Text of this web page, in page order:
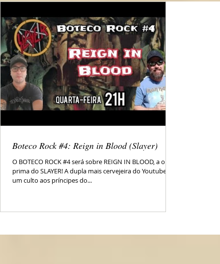
Boteco Rock #4: Reign in Blood (Slayer)
O BOTECO ROCK #4 será sobre REIGN IN BLOOD, a obra-
prima do SLAYER! A dupla mais cervejeira do Youtube em
um culto aos príncipes do...